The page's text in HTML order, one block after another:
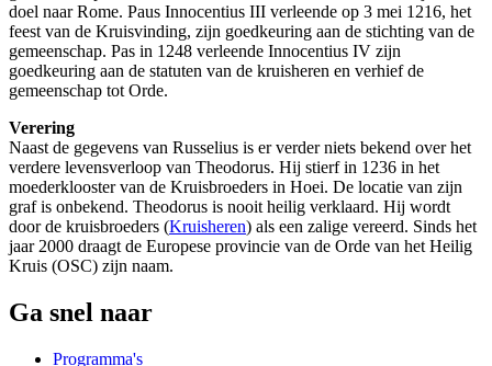
doel naar Rome. Paus Innocentius III verleende op 3 mei 1216, het
feest van de Kruisvinding, zijn goedkeuring aan de stichting van de
gemeenschap. Pas in 1248 verleende Innocentius IV zijn
goedkeuring aan de statuten van de kruisheren en verhief de
gemeenschap tot Orde.
Verering
Naast de gegevens van Russelius is er verder niets bekend over het
verdere levensverloop van Theodorus. Hij stierf in 1236 in het
moederklooster van de Kruisbroeders in Hoei. De locatie van zijn
graf is onbekend. Theodorus is nooit heilig verklaard. Hij wordt
door de kruisbroeders (Kruisheren) als een zalige vereerd. Sinds het
jaar 2000 draagt de Europese provincie van de Orde van het Heilig
Kruis (OSC) zijn naam.
Ga snel naar
Programma's